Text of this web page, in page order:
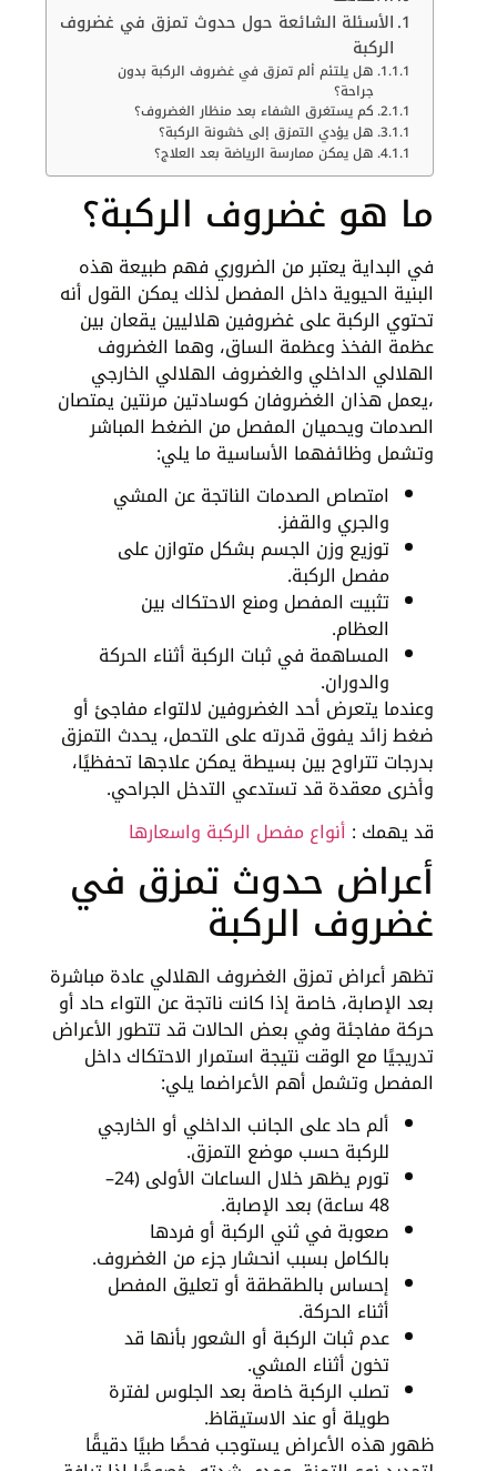
الأسئلة الشائعة حول حدوث تمزق في غضروف
الركبة
هل يلتئم ألم تمزق في غضروف الركبة بدون
جراحة؟
كم يستغرق الشفاء بعد منظار الغضروف؟
هل يؤدي التمزق إلى خشونة الركبة؟
هل يمكن ممارسة الرياضة بعد العلاج؟
ما هو غضروف الركبة؟
في البداية يعتبر من الضروري فهم طبيعة هذه
البنية الحيوية داخل المفصل لذلك يمكن القول أنه
تحتوي الركبة على غضروفين هلاليين يقعان بين
عظمة الفخذ وعظمة الساق، وهما الغضروف
الهلالي الداخلي والغضروف الهلالي الخارجي
،يعمل هذان الغضروفان كوسادتين مرنتين يمتصان
الصدمات ويحميان المفصل من الضغط المباشر
وتشمل وظائفهما الأساسية ما يلي:
امتصاص الصدمات الناتجة عن المشي
والجري والقفز.
توزيع وزن الجسم بشكل متوازن على
مفصل الركبة.
تثبيت المفصل ومنع الاحتكاك بين
العظام.
المساهمة في ثبات الركبة أثناء الحركة
والدوران.
وعندما يتعرض أحد الغضروفين لالتواء مفاجئ أو
ضغط زائد يفوق قدرته على التحمل، يحدث التمزق
بدرجات تتراوح بين بسيطة يمكن علاجها تحفظيًا،
وأخرى معقدة قد تستدعي التدخل الجراحي.
قد يهمك : أنواع مفصل الركبة واسعارها
أعراض حدوث تمزق في
غضروف الركبة
تظهر أعراض تمزق الغضروف الهلالي عادة مباشرة
بعد الإصابة، خاصة إذا كانت ناتجة عن التواء حاد أو
حركة مفاجئة وفي بعض الحالات قد تتطور الأعراض
تدريجيًا مع الوقت نتيجة استمرار الاحتكاك داخل
المفصل وتشمل أهم الأعراضما يلي:
ألم حاد على الجانب الداخلي أو الخارجي
للركبة حسب موضع التمزق.
تورم يظهر خلال الساعات الأولى (24–
48 ساعة) بعد الإصابة.
صعوبة في ثني الركبة أو فردها
بالكامل بسبب انحشار جزء من الغضروف.
إحساس بالطقطقة أو تعليق المفصل
أثناء الحركة.
عدم ثبات الركبة أو الشعور بأنها قد
تخون أثناء المشي.
تصلب الركبة خاصة بعد الجلوس لفترة
طويلة أو عند الاستيقاظ.
ظهور هذه الأعراض يستوجب فحصًا طبيًا دقيقًا